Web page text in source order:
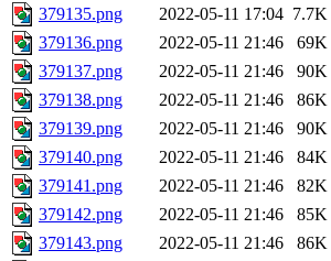
379135.png
2022-05-11 17:04 7.7K
379136.png
2022-05-11 21:46
69K
379137.png
2022-05-11 21:46
90K
379138.png
2022-05-11 21:46
86K
379139.png
2022-05-11 21:46
90K
379140.png
2022-05-11 21:46
84K
379141.png
2022-05-11 21:46
82K
379142.png
2022-05-11 21:46
85K
379143.png
2022-05-11 21:46
86K